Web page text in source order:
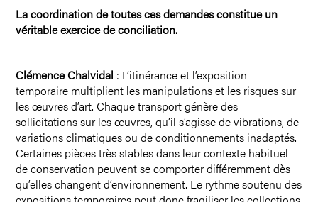
La coordination de toutes ces demandes constitue un
véritable exercice de conciliation.
Clémence Chalvidal : L’itinérance et l’exposition
temporaire multiplient les manipulations et les risques sur
les œuvres d’art. Chaque transport génère des
sollicitations sur les œuvres, qu’il s’agisse de vibrations, de
variations climatiques ou de conditionnements inadaptés.
Certaines pièces très stables dans leur contexte habituel
de conservation peuvent se comporter différemment dès
qu’elles changent d’environnement. Le rythme soutenu des